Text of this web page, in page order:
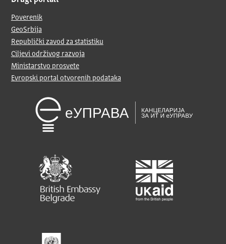
Poverenik
GeoSrbija
Republički zavod za statistiku
Ciljevi održivog razvoja
Ministarstvo prosvete
Evropski portal otvorenih podataka